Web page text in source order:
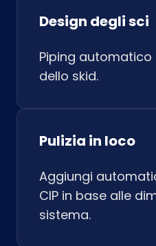
Design degli sci
Piping automatico
dello skid.
Pulizia in loco
Aggiungi
CIP in base alle
sistema.